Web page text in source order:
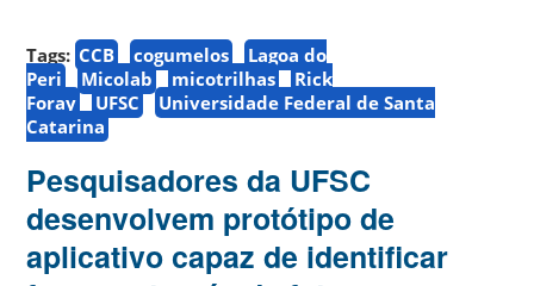
Tags: CCB cogumelos
Lagoa do
Peri
Micolab micotrilhas
Rick
Foray
UFSC
Universidade Federal de Santa
Catarina
Pesquisadores da UFSC
desenvolvem protótipo de
aplicativo capaz de identificar